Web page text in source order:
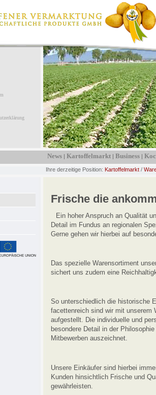
News | Kartoffelmarkt | Business |
Ihre derzeitige Position: Kartoffelmarkt /
Frische die
Ein hoher Anspruch an Qualität
Detail im Fundus an regionalen
Gerne gehen wir hierbei auf
Das spezielle Warensortiment
sichert uns zudem eine
So unterschiedlich die historische
facettenreich sind wir mit unserem
aufgestellt. Die individuelle und
besondere Detail in der
Mitbewerben auszeichnet.
Unsere Einkäufer sind hierbei
Kunden hinsichtlich Frische und
gewährleisten.